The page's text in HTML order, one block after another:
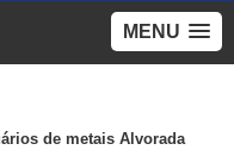
MENU
de metais Alvorada